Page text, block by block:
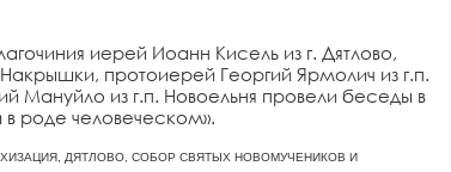
иерей Иоанн Кисель из г. Дятлово,
протоиерей Георгий Ярмолич из г.п.
Мануйло из г.п. Новоельня провели беседы в
роде человеческом».
ДЯТЛОВО, СОБОР СВЯТЫХ НОВОМУЧЕНИКОВ И